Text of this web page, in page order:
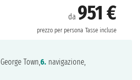
da 951 €
prezzo per persona Tasse incluse
George Town,6. navigazione,